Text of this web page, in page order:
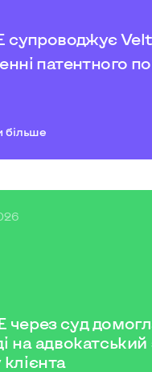
супроводжує
патентного
бiльше
через суд
на